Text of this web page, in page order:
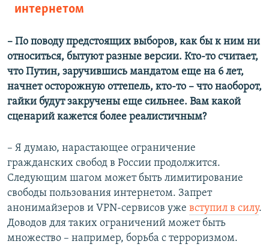
интернетом
– По поводу предстоящих выборов, как бы к ним ни
относиться, бытуют разные версии. Кто-то считает,
что Путин, заручившись мандатом еще на 6 лет,
начнет осторожную оттепель, кто-то – что наоборот,
гайки будут закручены еще сильнее. Вам какой
сценарий кажется более реалистичным?
– Я думаю, нарастающее ограничение
гражданских свобод в России продолжится.
Следующим шагом может быть лимитирование
свободы пользования интернетом. Запрет
анонимайзеров и VPN-сервисов уже вступил в силу.
Доводов для таких ограничений может быть
множество – например, борьба с терроризмом.